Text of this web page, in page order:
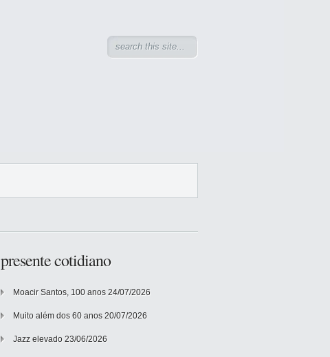
presente cotidiano
Moacir Santos, 100 anos 24/07/2026
Muito além dos 60 anos 20/07/2026
Jazz elevado 23/06/2026